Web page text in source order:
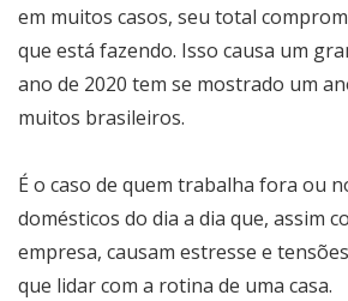
em muitos casos, seu total
que está fazendo. Isso causa um
ano de 2020 tem se mostrado um
muitos brasileiros.
É o caso de quem trabalha fora ou
domésticos do dia a dia que, assim
empresa, causam estresse e
que lidar com a rotina de uma casa.